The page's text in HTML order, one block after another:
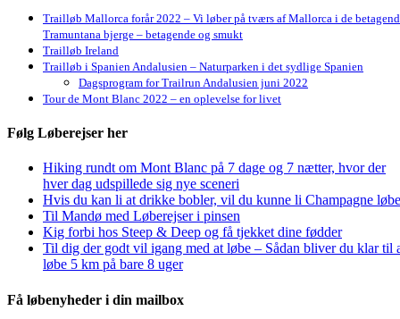
Trailløb Mallorca forår 2022 – Vi løber på tværs af Mallorca i de
Tramuntana bjerge – betagende og smukt
Trailløb Ireland
Trailløb i Spanien Andalusien – Naturparken i det sydlige Spanien
Dagsprogram for Trailrun Andalusien juni 2022
Tour de Mont Blanc 2022 – en oplevelse for livet
Følg Løberejser her
Hiking rundt om Mont Blanc på 7 dage og 7 nætter, hvor der
hver dag udspillede sig nye sceneri
Hvis du kan li at drikke bobler, vil du kunne li Champagne
Til Mandø med Løberejser i pinsen
Kig forbi hos Steep & Deep og få tjekket dine fødder
Til dig der godt vil igang med at løbe – Sådan bliver du klar til
løbe 5 km på bare 8 uger
Få løbenyheder i din mailbox